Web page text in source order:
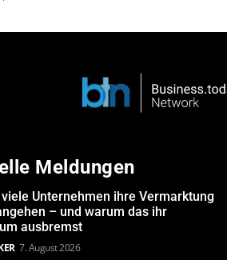
Meldungen
Unternehmen ihre Vermarktung
– und warum das ihr
ausbremst
7. August 2026